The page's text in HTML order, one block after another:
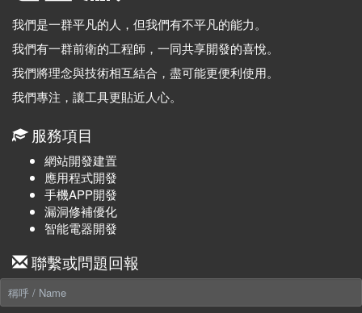
我們是一群平凡的人，但我們有不平凡的能力。
我們有一群前衛的工程師，一同共享開發的喜悅。
我們將理念與技術相互結合，盡可能更便利使用。
我們專注，讓工具更貼近人心。
服務項目
網站開發建置
應用程式開發
手機APP開發
漏洞修補優化
智能電器開發
聯繫或問題回報